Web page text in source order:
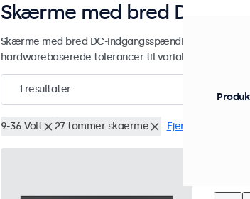
Skærme med bred DC-
Skærme med bred DC-indgangsspænding til
hardwarebaserede tolerancer til variable eller
1 resultater
9-36 Volt 27 tommer skaerme Fjern alt